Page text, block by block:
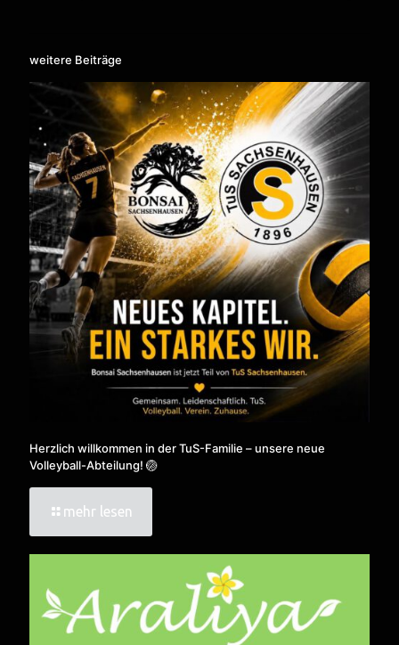
weitere Beiträge
Herzlich willkommen in der TuS-Familie – unsere neue
Volleyball-Abteilung! 🏐
mehr lesen